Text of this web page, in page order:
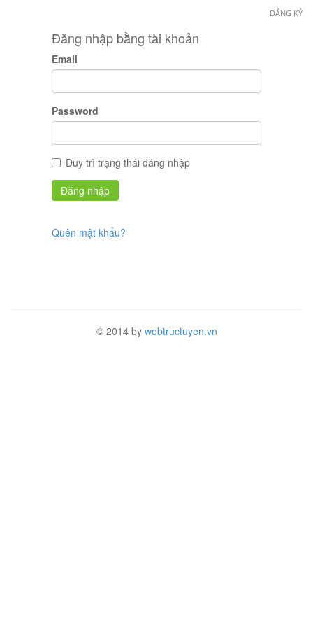
ĐĂNG KÝ
Đăng nhập bằng tài khoản
Email
Password
Duy trì trạng thái đăng nhập
Quên mật khẩu?
© 2014 by webtructuyen.vn